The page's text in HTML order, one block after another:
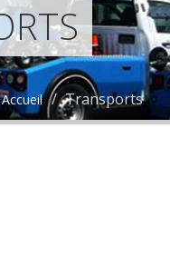
Accueil Transports